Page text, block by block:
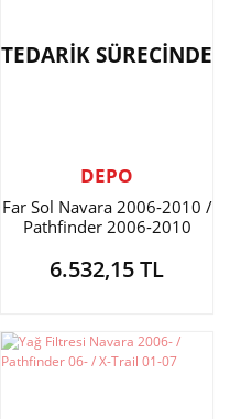
TEDARİK SÜRECİNDE
DEPO
Far Sol Navara 2006-2010 /
Pathfinder 2006-2010
6.532,15 TL